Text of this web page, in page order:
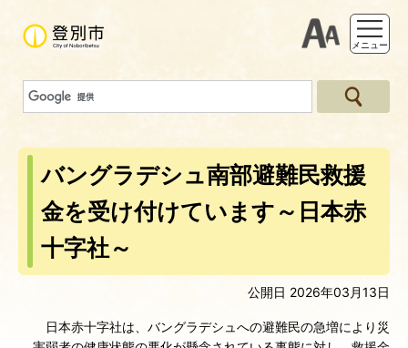
支援ツー
メニュー
バングラデシュ南部避難民救援
金を受け付けています～日本赤
十字社～
公開日 2026年03月13日
日本赤十字社は、バングラデシュへの避難民の急増により災